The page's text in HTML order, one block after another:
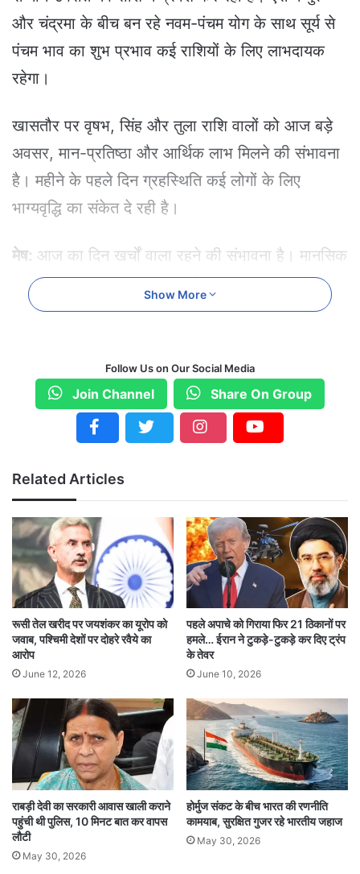
और चंद्रमा के बीच बन रहे नवम-पंचम योग के साथ सूर्य से
पंचम भाव का शुभ प्रभाव कई राशियों के लिए लाभदायक
रहेगा।
खासतौर पर वृषभ, सिंह और तुला राशि वालों को आज बड़े
अवसर, मान-प्रतिष्ठा और आर्थिक लाभ मिलने की संभावना
है। महीने के पहले दिन ग्रहस्थिति कई लोगों के लिए
भाग्यवृद्धि का संकेत दे रही है।
मेष: आज का दिन खर्चों वाला रहने की संभावना है। मानसिक
तनाव और अनावश्यक बहस से बचें। स्वास्थ्य पर ध्यान दें।
दिन का दूसरा भाग राहत देगा।
वृषभ:भाग्य का मजबूत साथ मिलेगा। अधिकारी वर्ग से
सहयोग बढ़ेगा। पेंडिंग काम पूरे होंगे। घरेलू खर्च बढ़ सकते
मिथुन:आर्थिक मामलों पर ध्यान दें, खर्च बढ़ सकता है।
योजनाओं में बदलाव की स्थिति बनेगी। बिजनेस में दोपहर
बाद लाभ।
उपाय:गायत्री मंत्र जप करें।
कर्क:चुनौतियां आएंगी, पर अनुभवियों का सहयोग भी
मिलेगा। जोखिम से बचें। नौकरी में दबाव रह सकता है।
उपाय:गीता के 11वें अध्याय का पाठ करें।
सिंह:सरकारी क्षेत्र में अवसर मिल सकता है। उच्च शिक्षा
और करियर में उन्नति। क्रोध पर नियंत्रण रखें।
उपाय:विष्णु पूजा करें और फल का दान करें।
कन्या:शिक्षा, प्रबंधन और कारोबार में सफलता मिलेगी।
Show More
Follow Us on Our Social Media
Join Channel Share On Group
Related Articles
रूसी तेल खरीद पर जयशंकर का यूरोप को
जवाब, पश्चिमी देशों पर दोहरे रवैये का
आरोप
June 12, 2026
पहले अपाचे को गिराया फिर 21 ठिकानों पर
हमले… ईरान ने टुकड़े-टुकड़े कर दिए ट्रंप
के तेवर
June 10, 2026
राबड़ी देवी का सरकारी आवास खाली कराने
पहुंची थी पुलिस, 10 मिनट बात कर वापस
लौटी
May 30, 2026
होर्मुज संकट के बीच भारत की रणनीति
कामयाब, सुरक्षित गुजर रहे भारतीय जहाज
May 30, 2026